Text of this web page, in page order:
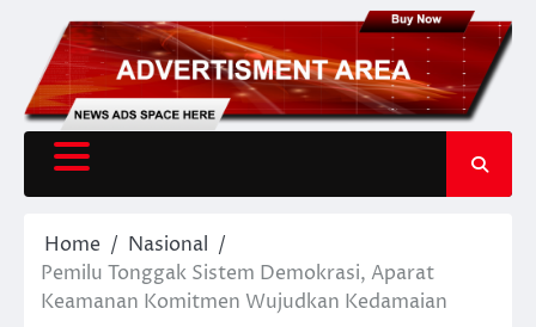
Home
Nasional
Pemilu Tonggak Sistem Demokrasi, Aparat
Keamanan Komitmen Wujudkan Kedamaian